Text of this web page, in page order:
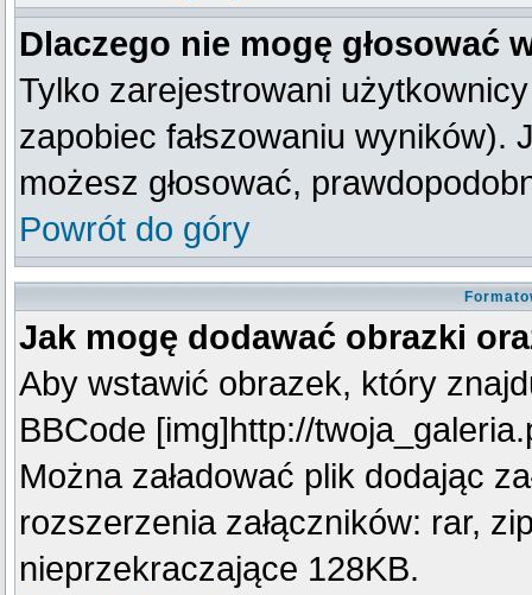
Dlaczego nie mogę głosować
Tylko zarejestrowani
zapobiec fałszowaniu wyników).
możesz głosować,
Powrót do góry
Jak mogę dodawać obrazki
Aby wstawić obrazek, który
BBCode [img]http://
Można załadować plik dodając
rozszerzenia załączników: rar,
nieprzekraczające 128KB.